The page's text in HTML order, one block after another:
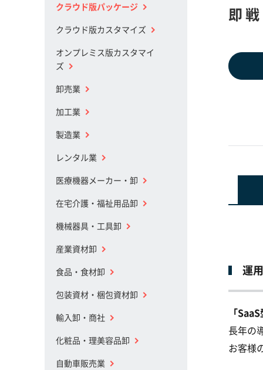
即
運
「
長年の
お客様
クラウド版パッケージ
クラウド版カスタマイズ
オンプレミス版カスタマイ
ズ
卸売業
加工業
製造業
レンタル業
医療機器メーカー・卸
在宅介護・福祉用品卸
機械器具・工具卸
産業資材卸
食品・食材卸
包装資材・梱包資材卸
輸入卸・商社
化粧品・理美容品卸
自動車販売業